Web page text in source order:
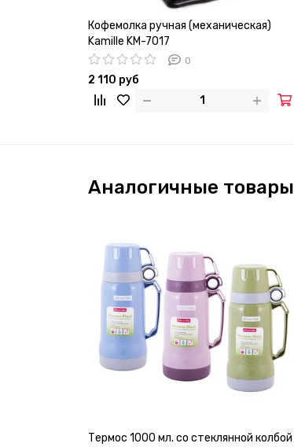
Кофемолка ручная (механическая)
Kamille KM-7017
0
2 110 руб
Аналогичные товары
Термос 1000 мл. со стеклянной колбой